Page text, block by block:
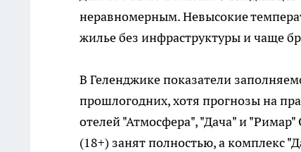
неравномерным. Невысокие
жилье без инфраструктуры и чаще
В Геленджике показатели
прошлогодних, хотя прогнозы на
отелей "Атмосфера", "Дача" и
(18+) занят полностью, а комплекс